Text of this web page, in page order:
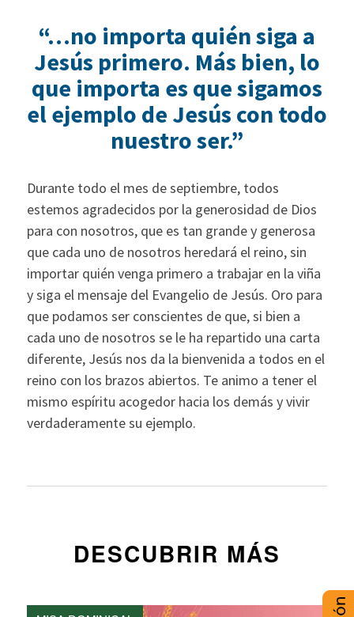
“…no importa quién siga a
Jesús primero. Más bien, lo
que importa es que sigamos
el ejemplo de Jesús con todo
nuestro ser.”
Durante todo el mes de septiembre, todos
estemos agradecidos por la generosidad de Dios
para con nosotros, que es tan grande y generosa
que cada uno de nosotros heredará el reino, sin
importar quién venga primero a trabajar en la viña
y siga el mensaje del Evangelio de Jesús. Oro para
que podamos ser conscientes de que, si bien a
cada uno de nosotros se le ha repartido una carta
diferente, Jesús nos da la bienvenida a todos en el
reino con los brazos abiertos. Te animo a tener el
mismo espíritu acogedor hacia los demás y vivir
verdaderamente su ejemplo.
DESCUBRIR MÁS